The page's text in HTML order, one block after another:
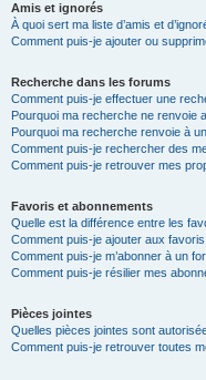
Amis et ignorés
À quoi sert ma liste d’amis et
Comment puis-je ajouter ou
Recherche dans les forums
Comment puis-je effectuer une
Pourquoi ma recherche ne renvoie
Pourquoi ma recherche renvoie à
Comment puis-je rechercher des
Comment puis-je retrouver mes
Favoris et abonnements
Quelle est la différence entre les
Comment puis-je ajouter aux
Comment puis-je m’abonner à un
Comment puis-je résilier mes
Pièces jointes
Quelles pièces jointes sont
Comment puis-je retrouver toutes